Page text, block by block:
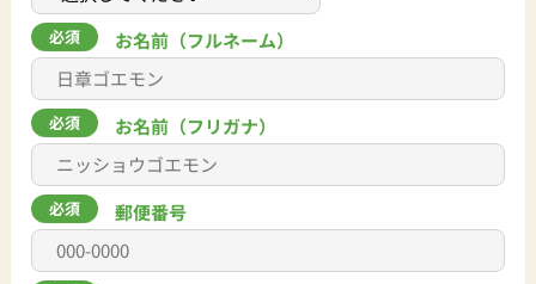
お名前（フルネーム）
お名前（フリガナ）
郵便番号